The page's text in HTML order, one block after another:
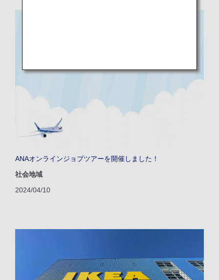
ANAオンラインジョブツアーを開催しました！
社会地域
2024/04/10